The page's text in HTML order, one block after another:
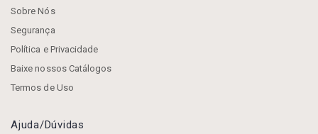
Sobre Nós
Segurança
Política e Privacidade
Baixe nossos Catálogos
Termos de Uso
Ajuda/dúvidas